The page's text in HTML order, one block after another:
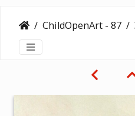
ChildOpenArt - 87